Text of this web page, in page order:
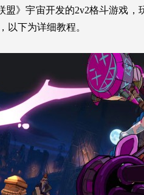
盟》宇宙开发的2v2格斗游戏
以下为详细教程。